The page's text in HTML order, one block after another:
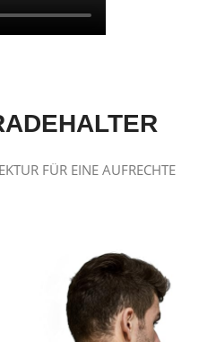
FÜR EINE AUFRECHTE